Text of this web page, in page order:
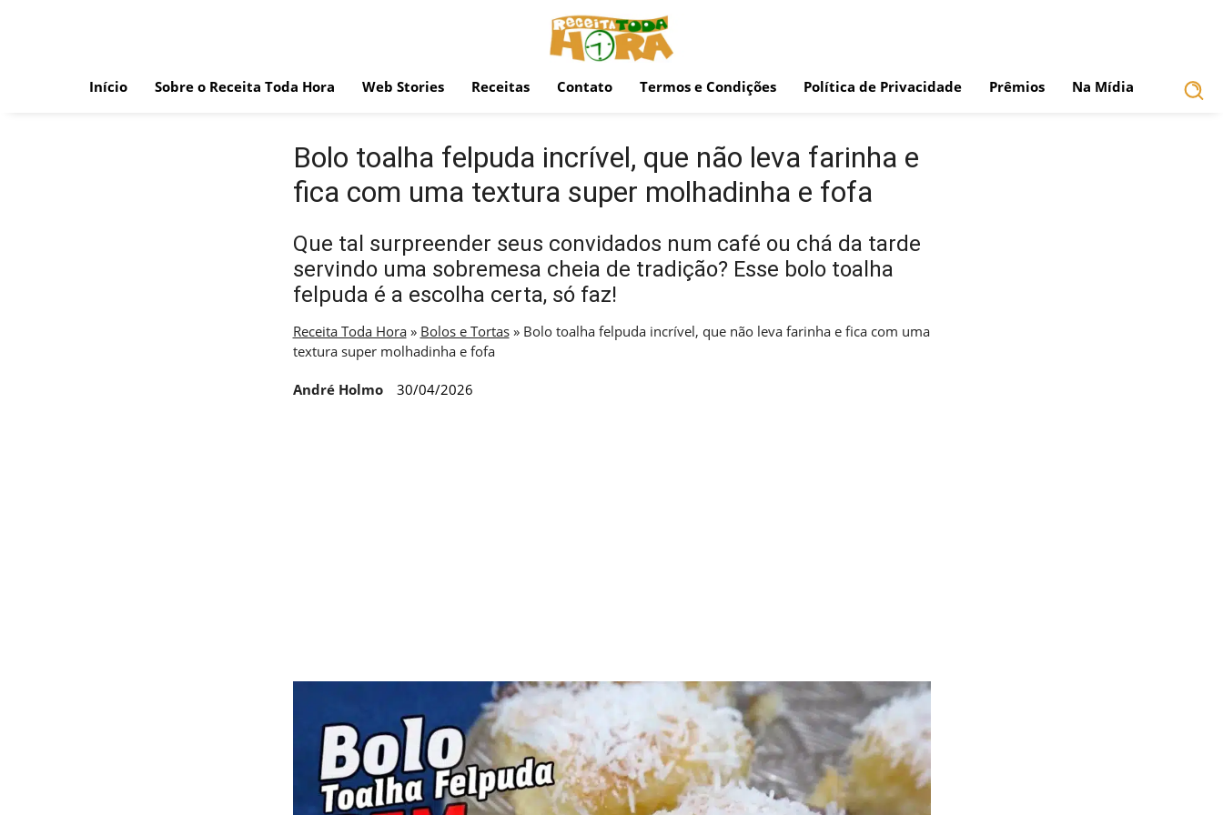
Início Sobre o Receita Toda Hora Web Stories Receitas Contato Termos e Condições Política de Privacidade Prêmios Na Mídia
Bolo toalha felpuda incrível, que não leva farinha e
fica com uma textura super molhadinha e fofa
Que tal surpreender seus convidados num café ou chá da tarde
servindo uma sobremesa cheia de tradição? Esse bolo toalha
felpuda é a escolha certa, só faz!
Receita Toda Hora» Bolos e Tortas» Bolo toalha felpuda incrível, que não leva farinha e fica com uma
textura super molhadinha e fofa
André Holmo 30/04/2026